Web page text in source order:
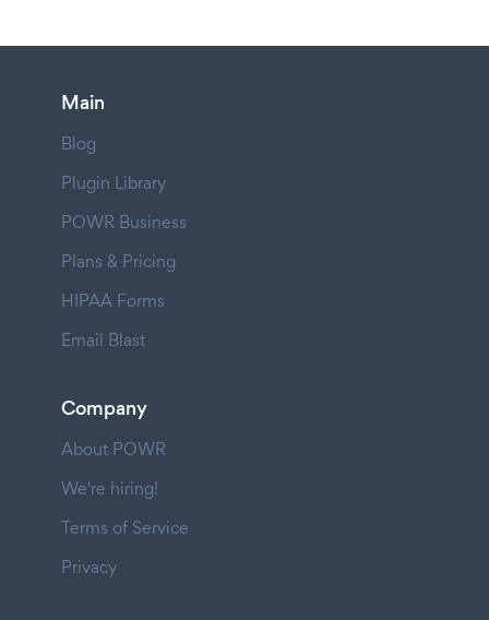
Main
Blog
Plugin Library
POWR Business
Plans & Pricing
HIPAA Forms
Email Blast
Company
About POWR
We're hiring!
Terms of Service
Privacy